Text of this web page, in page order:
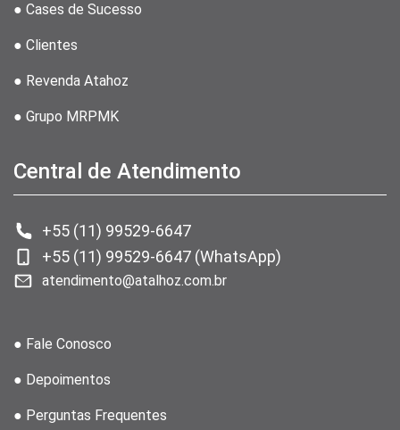
● Cases de Sucesso
● Clientes
● Revenda Atahoz
● Grupo MRPMK
Central de Atendimento
+55 (11) 99529-6647
+55 (11) 99529-6647 (WhatsApp)
atendimento@atalhoz.com.br
● Fale Conosco
● Depoimentos
● Perguntas Frequentes